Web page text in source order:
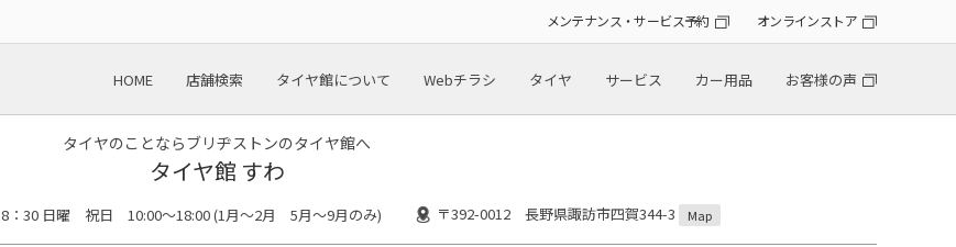
メンテナンス・サービス予約 オンラインストア
HOME 店舗検索 タイヤ館について Webチラシ タイヤ サービス カー用品 お客様の声
タイヤのことならブリヂストンのタイヤ館へ
タイヤ館 すわ
：30 日曜 祝日 10:00〜18:00 (1月〜2月 5月〜9月のみ) 〒392-0012 長野県諏訪市四賀344-3 Map